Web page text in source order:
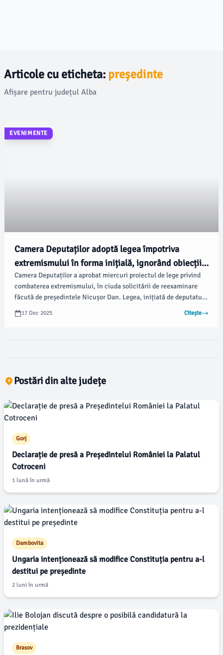
Articole cu eticheta: președinte
Afișare pentru județul Alba
EVENIMENTE
Camera Deputaților adoptă legea împotriva
extremismului în forma inițială, ignorând obiecțiile
președintelui
Camera Deputaților a aprobat miercuri proiectul de lege privind
combaterea extremismului, în ciuda solicitării de reexaminare
făcută de președintele Nicușor Dan. Legea, inițiată de deputatul
Silviu Vexler, a trecut fără a primi modificări față de forma votată
în Senat, decizie confirmată de Curtea Constituțională și relatată
17 Dec 2025 Citește
Postări din alte județe
Gorj
Declarație de presă a Președintelui României la Palatul
Cotroceni
1 lună în urmă
Dambovita
Ungaria intenționează să modifice Constituția pentru a-l
destitui pe președinte
2 luni în urmă
Brasov